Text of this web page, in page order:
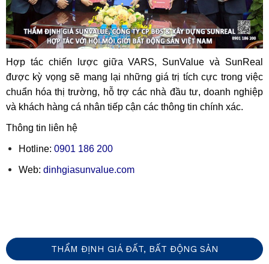
Hợp tác chiến lược giữa VARS, SunValue và SunReal
được kỳ vọng sẽ mang lại những giá trị tích cực trong việc
chuẩn hóa thị trường, hỗ trợ các nhà đầu tư, doanh nghiệp
và khách hàng cá nhân tiếp cận các thông tin chính xác.
Thông tin liên hệ
Hotline: 0901 186 200
Web: dinhgiasunvalue.com
THẨM ĐỊNH GIÁ ĐẤT, BẤT ĐỘNG SẢN